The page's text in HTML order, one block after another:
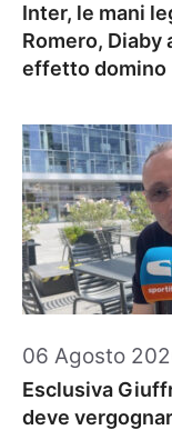
Inter, le mani
Romero,
effetto domino
06 Agosto
Esclusiva
deve